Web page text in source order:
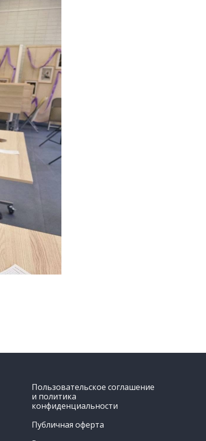
Пользовательское соглашение
и политика
конфиденциальности
Публичная оферта